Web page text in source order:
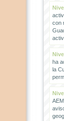
con
ha
la